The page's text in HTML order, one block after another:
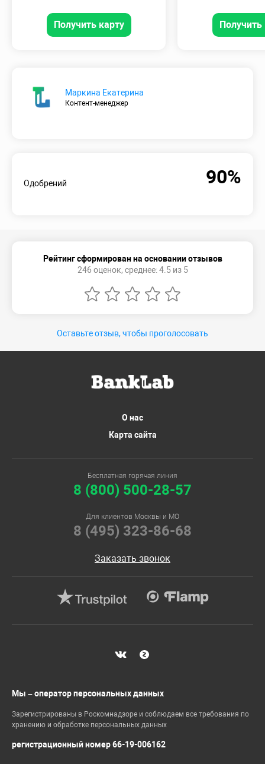
Получить карту Получить
Маркина Екатерина
Контент-менеджер
Одобрений 90%
Рейтинг сформирован на основании отзывов
246 оценок, среднее: 4.5 из 5
Оставьте отзыв, чтобы проголосовать
О нас
Карта сайта
Бесплатная горячая линия
8 (800) 500-28-57
Для клиентов Москвы и МО
8 (495) 323-86-68
Заказать звонок
Мы – оператор персональных данных
Зарегистрированы в Роскомнадзоре и соблюдаем все требования по
хранению и обработке персональных данных
регистрационный номер 66-19-006162